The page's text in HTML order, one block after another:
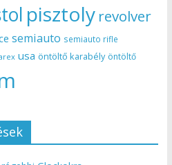
pisztoly revolver
semiauto semiauto rifle
usa öntöltő karabély öntöltő